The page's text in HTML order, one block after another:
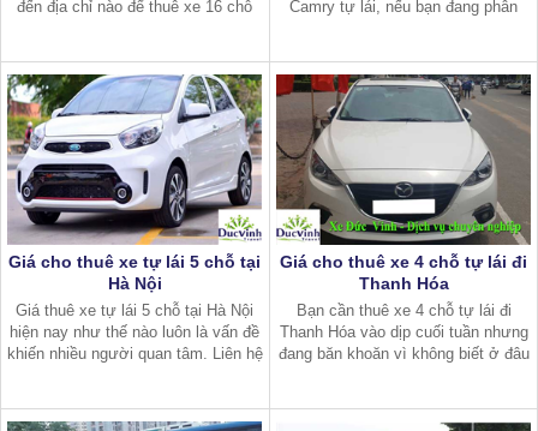
đến địa chỉ nào để thuê xe 16 chỗ
ngoại ở Sóc Sơn vào cuối
Camry tự lái, nếu bạn đang phân
Giá cho thuê xe tự lái 5 chỗ tại
Hà Nội
Giá thuê xe tự lái 5 chỗ tại Hà Nội
hiện nay như thế nào luôn là vấn đề
khiến nhiều người quan tâm. Liên hệ
Giá cho thuê xe 4 chỗ tự lái đi
Thanh Hóa
Bạn cần thuê xe 4 chỗ tự lái đi
Thanh Hóa vào dịp cuối tuần nhưng
đang băn khoăn vì không biết ở đâu